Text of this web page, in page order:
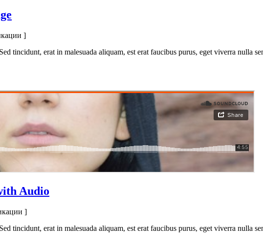
]
tincidunt, erat in malesuada aliquam, est erat faucibus purus, eget viverra nulla
Audio
]
tincidunt, erat in malesuada aliquam, est erat faucibus purus, eget viverra nulla